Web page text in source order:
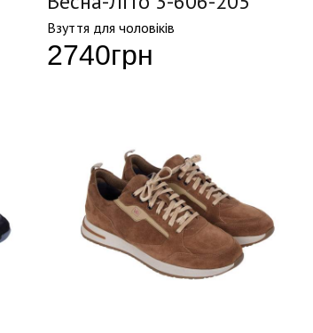
Взуття для чоловіків
2740грн